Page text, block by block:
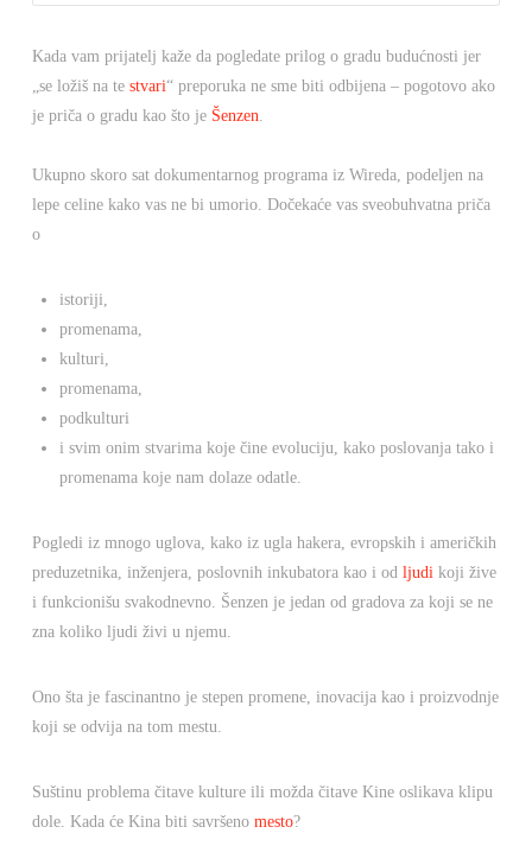
Kada vam prijatelj kaže da pogledate prilog o gradu budućnosti jer
„se ložiš na te stvari“ preporuka ne sme biti odbijena – pogotovo ako
je priča o gradu kao što je Šenzen
Ukupno skoro sat dokumentarnog programa iz Wireda, podeljen na
lepe celine kako vas ne bi umorio. Dočekaće vas sveobuhvatna priča
o
istoriji,
promenama,
kulturi,
promenama,
podkulturi
i svim onim stvarima koje čine evoluciju, kako poslovanja tako i
promenama koje nam dolaze odatle.
Pogledi iz mnogo uglova, kako iz ugla hakera, evropskih i američkih
preduzetnika, inženjera, poslovnih inkubatora kao i od ljudi koji žive
i funkcionišu svakodnevno. Šenzen je jedan od gradova za koji se ne
zna koliko ljudi živi u njemu.
Ono šta je fascinantno je stepen promene, inovacija kao i proizvodnje
koji se odvija na tom mestu.
Suštinu problema čitave kulture ili možda čitave Kine oslikava klipu
dole. Kada će Kina biti savršeno mesto?